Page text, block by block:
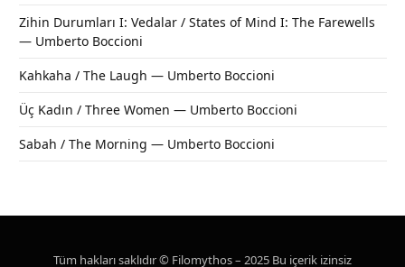
Zihin Durumları I: Vedalar / States of Mind I: The Farewells
— Umberto Boccioni
Kahkaha / The Laugh — Umberto Boccioni
Üç Kadın / Three Women — Umberto Boccioni
Sabah / The Morning — Umberto Boccioni
Tüm hakları saklıdır © Filomythos – 2025 Bu içerik izinsiz